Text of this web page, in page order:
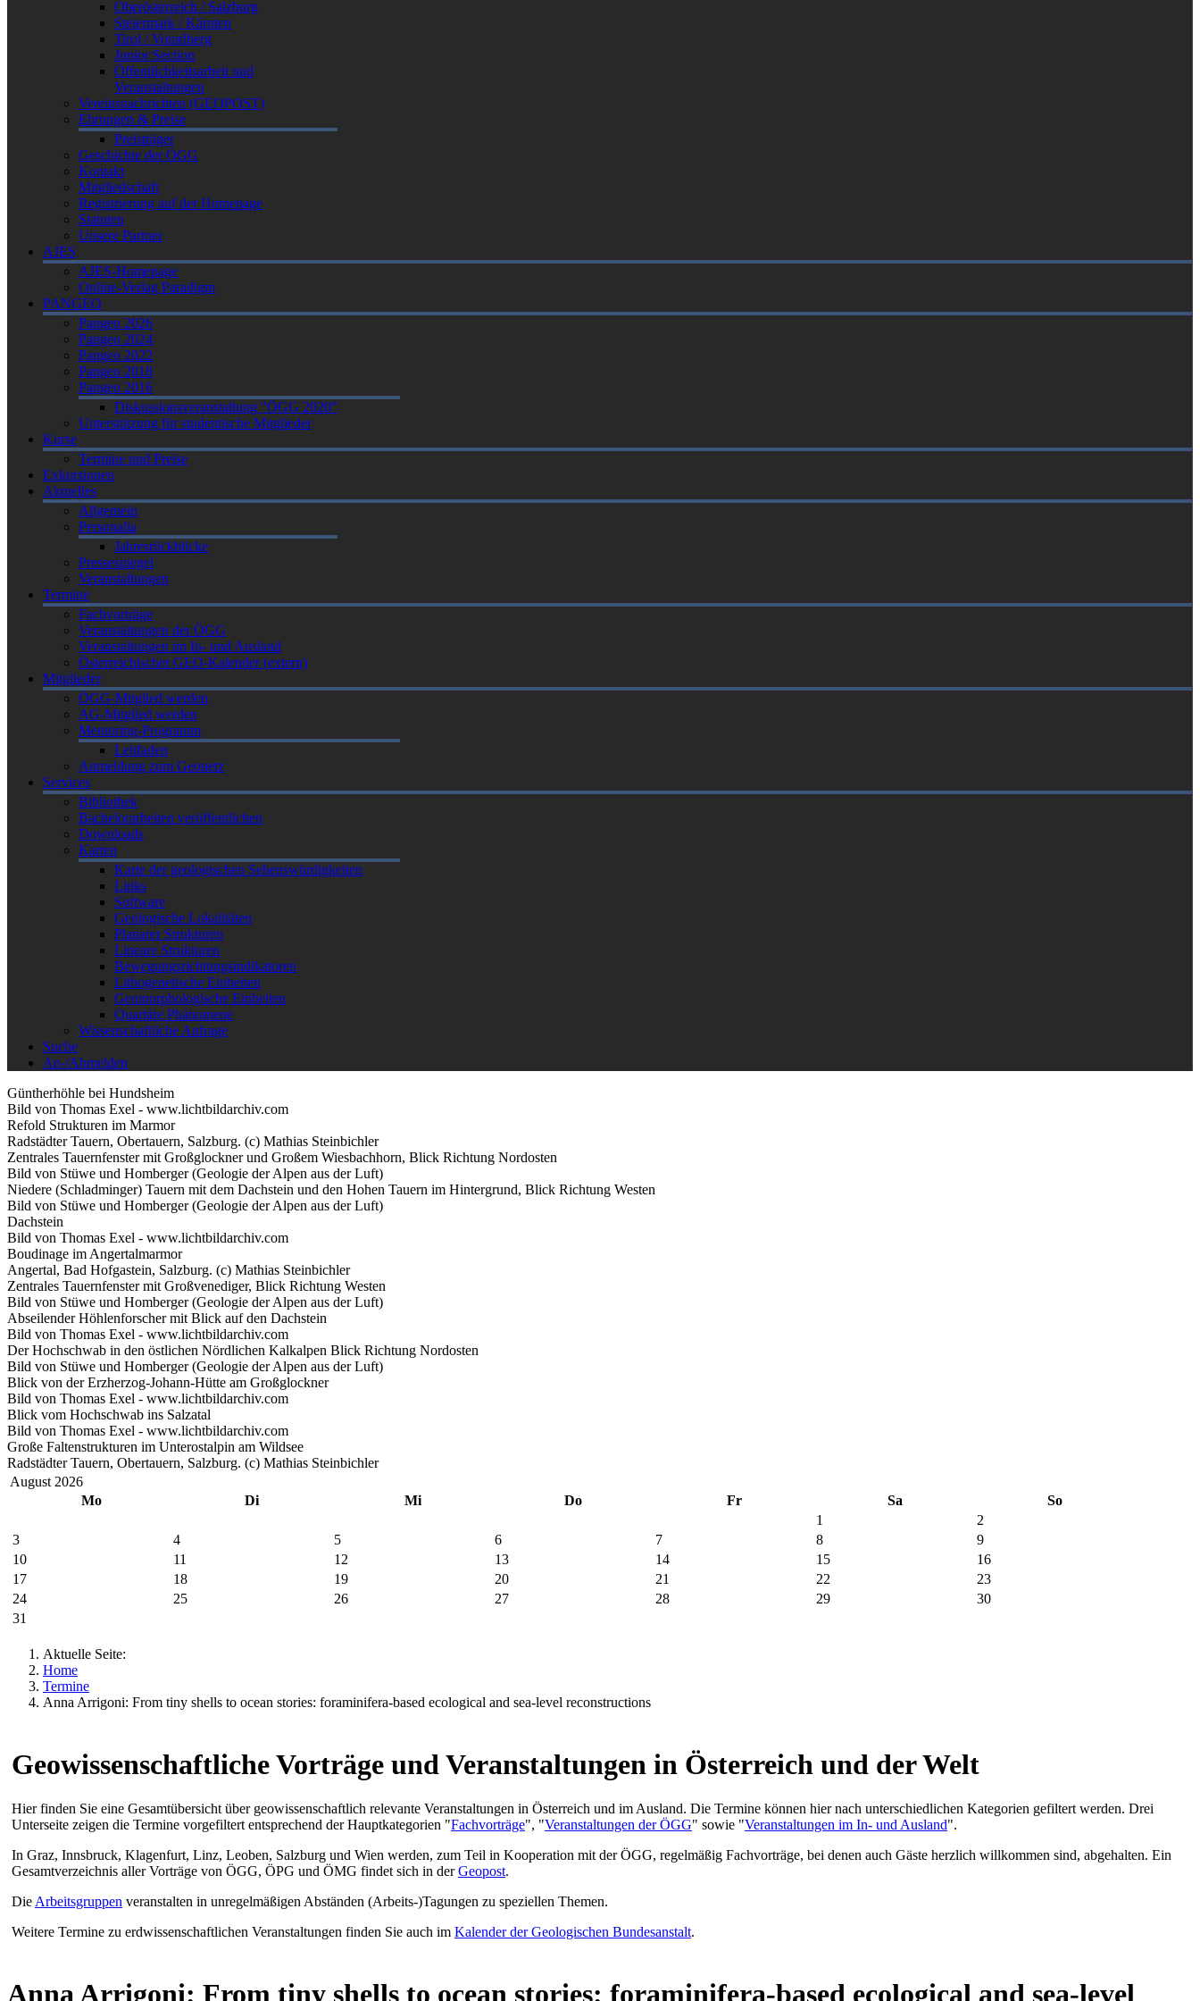
Oberösterreich / Salzburg
Steiermark / Kärnten
Tirol / Vorarlberg
Junior Section
Öffentlichkeitsarbeit und
Veranstaltungen
Vereinsnachrichten (GEOPOST)
Ehrungen & Preise
Preisträger
Geschichte der ÖGG
Kontakt
Mitgliedschaft
Registrierung auf der Homepage
Statuten
Unsere Partner
AJES
AJES-Homepage
Online-Verlag Paradigm
PANGEO
Pangeo 2026
Pangeo 2024
Pangeo 2022
Pangeo 2018
Pangeo 2016
Diskussionsveranstaltung "ÖGG 2020"
Unterstützung für studentische Mitglieder
Kurse
Termine und Preise
Exkursionen
Aktuelles
Allgemein
Personalia
Jahresrückblicke
Pressespiegel
Veranstaltungen
Termine
Fachvorträge
Veranstaltungen der ÖGG
Veranstaltungen im In- und Ausland
Österreichischer GEO-Kalender (extern)
Mitglieder
ÖGG-Mitglied werden
AG-Mitglied werden
Mentoring-Programm
Leitfaden
Anmeldung zum Geonetz
Services
Bibliothek
Bachelorarbeiten veröffentlichen
Downloads
Karten
Karte der geologischen Sehenswürdigkeiten
Links
Software
Geologische Lokalitäten
Planarer Strukturen
Lineare Strukturen
Bewegungsrichtungsindikatoren
Lithogenetische Einheiten
Geomorphologische Einheiten
Quartäre Phänomene
Wissenschaftliche Anfrage
Suche
An-/Abmelden
Güntherhöhle bei Hundsheim
Bild von Thomas Exel - www.lichtbildarchiv.com
Refold Strukturen im Marmor
Radstädter Tauern, Obertauern, Salzburg. (c) Mathias Steinbichler
Zentrales Tauernfenster mit Großglockner und Großem Wiesbachhorn, Blick Richtung Nordosten
Bild von Stüwe und Homberger (Geologie der Alpen aus der Luft)
Niedere (Schladminger) Tauern mit dem Dachstein und den Hohen Tauern im Hintergrund, Blick Richtung Westen
Bild von Stüwe und Homberger (Geologie der Alpen aus der Luft)
Dachstein
Bild von Thomas Exel - www.lichtbildarchiv.com
Boudinage im Angertalmarmor
Angertal, Bad Hofgastein, Salzburg. (c) Mathias Steinbichler
Zentrales Tauernfenster mit Großvenediger, Blick Richtung Westen
Bild von Stüwe und Homberger (Geologie der Alpen aus der Luft)
Abseilender Höhlenforscher mit Blick auf den Dachstein
Bild von Thomas Exel - www.lichtbildarchiv.com
Der Hochschwab in den östlichen Nördlichen Kalkalpen Blick Richtung Nordosten
Bild von Stüwe und Homberger (Geologie der Alpen aus der Luft)
Blick von der Erzherzog-Johann-Hütte am Großglockner
Bild von Thomas Exel - www.lichtbildarchiv.com
Blick vom Hochschwab ins Salzatal
Bild von Thomas Exel - www.lichtbildarchiv.com
Große Faltenstrukturen im Unterostalpin am Wildsee
Radstädter Tauern, Obertauern, Salzburg. (c) Mathias Steinbichler
August 2026
Mo
Di Mi Do Fr Sa
So
1
2
3
4 5 6 7 8
9
10
11 12 13 14 15
16
17
18 19 20 21 22
23
24
25 26 27 28 29
30
31
Aktuelle Seite:
Home
Termine
Anna Arrigoni: From tiny shells to ocean stories: foraminifera-based ecological and sea-level reconstructions
Geowissenschaftliche Vorträge und Veranstaltungen in Österreich und der Welt
Hier finden Sie eine Gesamtübersicht über geowissenschaftlich relevante Veranstaltungen in Österreich und im Ausland. Die Termine können hier nach unterschiedlichen Kategorien gefiltert werden. Drei
Unterseite zeigen die Termine vorgefiltert entsprechend der Hauptkategorien "Fachvorträge", "Veranstaltungen der ÖGG" sowie "Veranstaltungen im In- und Ausland".
In Graz, Innsbruck, Klagenfurt, Linz, Leoben, Salzburg und Wien werden, zum Teil in Kooperation mit der ÖGG, regelmäßig Fachvorträge, bei denen auch Gäste herzlich willkommen sind, abgehalten. Ein
Gesamtverzeichnis aller Vorträge von ÖGG, ÖPG und ÖMG findet sich in derGeopost.
Die Arbeitsgruppen veranstalten in unregelmäßigen Abständen (Arbeits-)Tagungen zu speziellen Themen.
Weitere Termine zu erdwissenschaftlichen Veranstaltungen finden Sie auch im Kalender der Geologischen Bundesanstalt.
Anna Arrigoni: From tiny shells to ocean stories: foraminifera-based ecological and sea-level